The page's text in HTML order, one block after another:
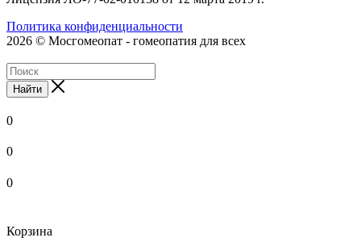
Политика конфиденциальности
2026 © Мосгомеопат - гомеопатия для всех
Найти
0
0
0
Корзина